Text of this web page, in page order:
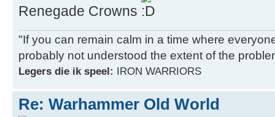
Renegade Crowns
"If you can remain calm in a time where
probably not understood the extent of the
Legers die ik speel: IRON WARRIORS
Re: Warhammer Old World